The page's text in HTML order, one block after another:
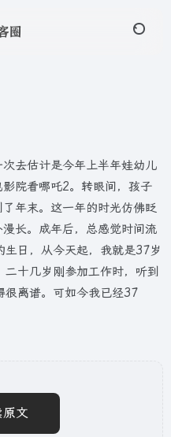
去估计是今年上半年娃幼儿
院看哪吒2。转眼间，孩子
年末。这一年的时光仿佛眨
长。成年后，总感觉时间流
日，从今天起，我就是37岁
十几岁刚参加工作时，听到
很离谱。可如今我已经37
文